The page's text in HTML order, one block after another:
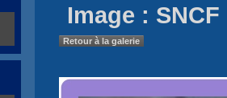
Image :
Retour à la galerie